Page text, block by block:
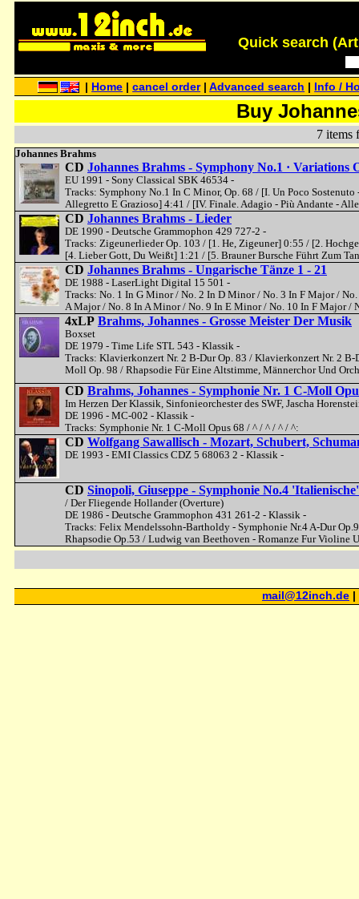
Quick search
Home |cancel order|Advanced search Info /
Buy
7 items
Johannes Brahms
CD Johannes Brahms - Symphony No.1 · Variations
EU 1991 - Sony Classical SBK 46534 -
Tracks: Symphony No.1 In C Minor, Op. 68 / [I. Un Poco
Allegretto E Grazioso] 4:41 / [IV. Finale. Adagio - Più Andante -
CD Johannes Brahms - Lieder
DE 1990 - Deutsche Grammophon 429 727-2 -
Tracks: Zigeunerlieder Op. 103 / [1. He, Zigeuner] 0:55 / [2.
[4. Lieber Gott, Du Weißt] 1:21 / [5. Brauner Bursche Führt Zum
CD Johannes Brahms - Ungarische Tänze 1 - 21
DE 1988 - LaserLight Digital 15 501 -
Tracks: No. 1 In G Minor / No. 2 In D Minor / No. 3 In F Major /
A Major / No. 8 In A Minor / No. 9 In E Minor / No. 10 In F Major /
4xLP Brahms, Johannes - Grosse Meister Der Musik
Boxset
DE 1979 - Time Life STL 543 - Klassik -
Tracks: Klavierkonzert Nr. 2 B-Dur Op. 83 / Klavierkonzert Nr. 2
Moll Op. 98 / Rhapsodie Für Eine Altstimme, Männerchor Und
CD Brahms, Johannes - Symphonie Nr. 1 C-Moll
Im Herzen Der Klassik, Sinfonieorchester des SWF, Jascha
DE 1996 - MC-002 - Klassik -
Tracks: Symphonie Nr. 1 C-Moll Opus 68 / ^ / ^ / ^ / ^:
CD Wolfgang Sawallisch - Mozart, Schubert,
DE 1993 - EMI Classics CDZ 5 68063 2 - Klassik -
CD Sinopoli, Giuseppe - Symphonie No.4
/ Der Fliegende Hollander (Overture)
DE 1986 - Deutsche Grammophon 431 261-2 - Klassik -
Tracks: Felix Mendelssohn-Bartholdy - Symphonie Nr.4 A-Dur
Rhapsodie Op.53 / Ludwig van Beethoven - Romanze Fur Violine
mail@12inch.de